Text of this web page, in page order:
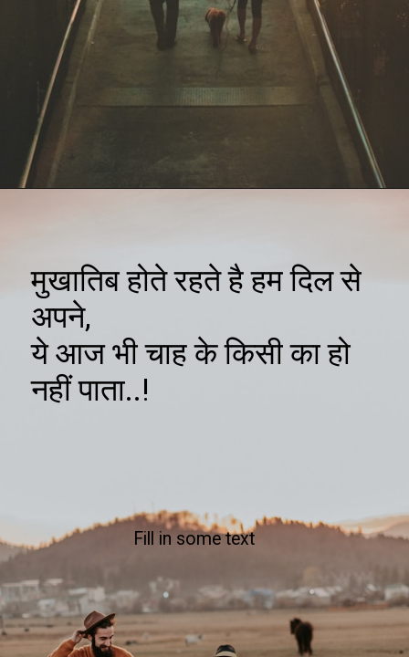
Fill in some text
मुखातिब होते रहते है हम दिल से
अपने,
ये आज भी चाह के किसी का हो
नहीं पाता..!